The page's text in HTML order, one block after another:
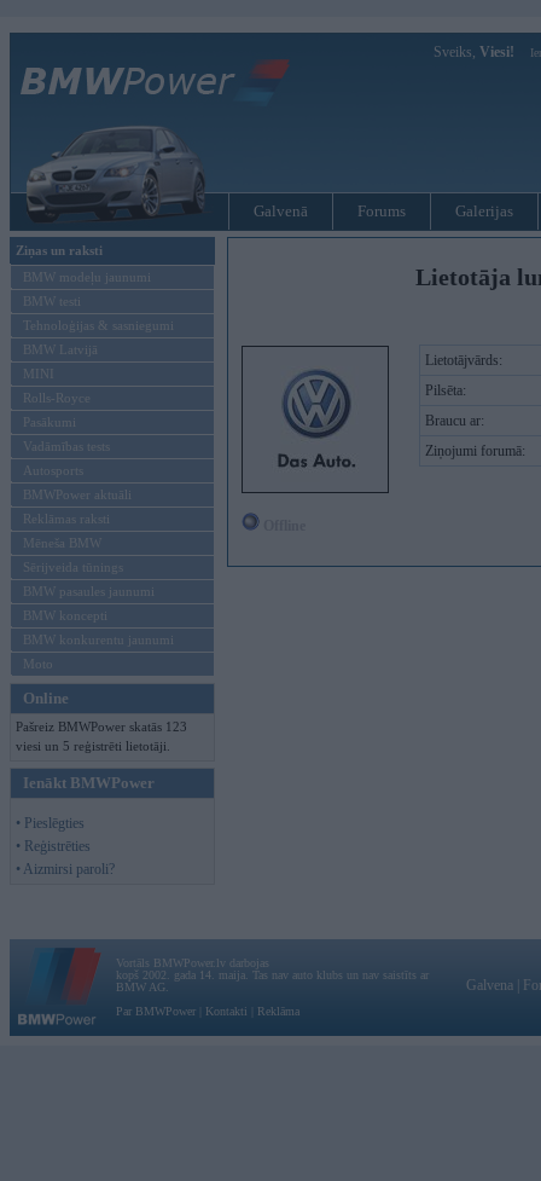
Sveiks, Viesi!
Galvenā Forums Galerijas
Ziņas un raksti
BMW modeļu jaunumi
BMW testi
Tehnoloģijas & sasniegumi
BMW Latvijā
MINI
Rolls-Royce
Pasākumi
Vadāmības tests
Autosports
BMWPower aktuāli
Reklāmas raksti
Mēneša BMW
Sērijveida tūnings
BMW pasaules jaunumi
BMW koncepti
BMW konkurentu jaunumi
Moto
Online
Pašreiz BMWPower skatās 123
viesi un 5 reģistrēti lietotāji.
Ienākt BMWPower
• Pieslēgties
• Reģistrēties
• Aizmirsi paroli?
Lietotāja
Lietotājvārds:
Pilsēta:
Braucu ar:
Ziņojumi forumā:
Vortāls BMWPower.lv darbojas
kopš 2002. gada 14. maija. Tas nav auto klubs un nav saistīts ar
BMW AG.
Par BMWPower
Kontakti Reklāma
Galvena